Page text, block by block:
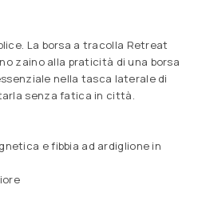
La borsa a tracolla Retreat
zaino alla praticità di una borsa
nella tasca laterale di
senza fatica in città.
e fibbia ad ardiglione in